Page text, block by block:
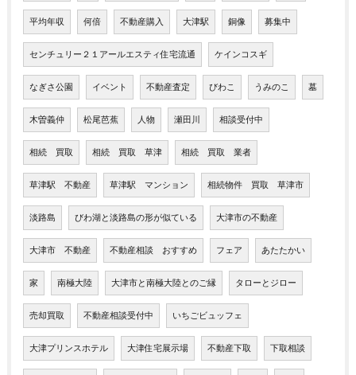
平均年収 何倍 不動産購入 大津駅 銅像 募集中
センチュリー２１アールエスティ住宅流通 ケインコスギ
なぎさ公園 イベント 不動産査定 びわこ うみのこ 墓
木曽義仲 松尾芭蕉 人物 瀬田川 相談受付中
相続 買取 相続 買取 草津 相続 買取 業者
草津駅 不動産 草津駅 マンション 相続物件 買取 草津市
淡路島 びわ湖と淡路島の形が似ている 大津市の不動産
大津市 不動産 不動産相談 おすすめ フェア あたたかい
家 南極大陸 大津市と南極大陸とのご縁 タローとジロー
売却買取 不動産相談受付中 いちごビュッフェ
大津プリンスホテル 大津住宅展示場 不動産下取 下取相談